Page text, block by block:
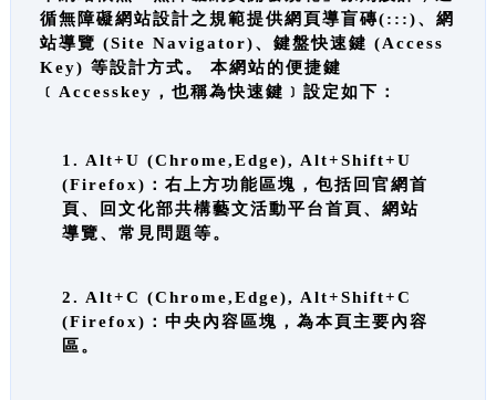
循無障礙網站設計之規範提供網頁導盲磚(:::)、網
站導覽 (Site Navigator)、鍵盤快速鍵 (Access
Key) 等設計方式。 本網站的便捷鍵
﹝Accesskey，也稱為快速鍵﹞設定如下：
1. Alt+U (Chrome,Edge), Alt+Shift+U
(Firefox)：右上方功能區塊，包括回官網首
頁、回文化部共構藝文活動平台首頁、網站
導覽、常見問題等。
2. Alt+C (Chrome,Edge), Alt+Shift+C
(Firefox)：中央內容區塊，為本頁主要內容
區。